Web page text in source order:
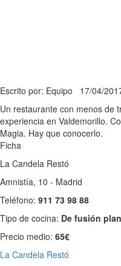
Escrito por: Equipo 17/04/
Un restaurante con menos de
experiencia en Valdemorillo.
Magia. Hay que conocerlo.
Ficha
La Candela Restó
Amnistía, 10 - Madrid
Teléfono: 911 73 98 88
Tipo de cocina: De fusión
Precio medio: 65€
La Candela Restó